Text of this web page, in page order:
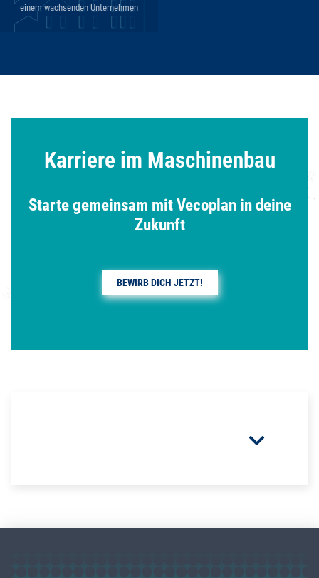
einem wachsenden Unternehmen
Karriere im Maschinenbau
Starte gemeinsam mit Vecoplan in deine
Zukunft
BEWIRB DICH JETZT!